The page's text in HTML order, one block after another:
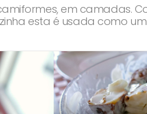
em camadas.
esta é usada como